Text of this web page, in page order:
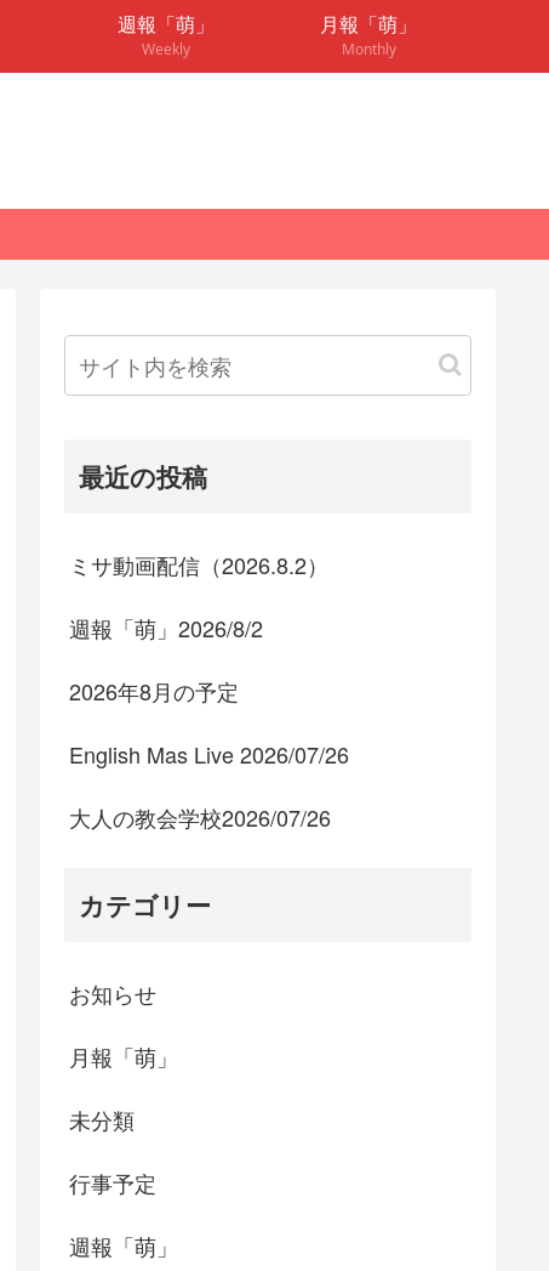
週報「萌」
Weekly
月報「萌」
Monthly
最近の投稿
ミサ動画配信（2026.8.2）
週報「萌」2026/8/2
2026年8月の予定
English Mas Live 2026/07/26
大人の教会学校2026/07/26
カテゴリー
お知らせ
月報「萌」
未分類
行事予定
週報「萌」